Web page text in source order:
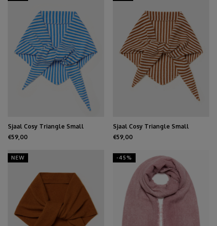
Sjaal Cosy Triangle Small
Azure/Maritime White
€59,00
Sjaal Cosy Triangle Small
Shale/Maritime White
€59,00
NEW -45%